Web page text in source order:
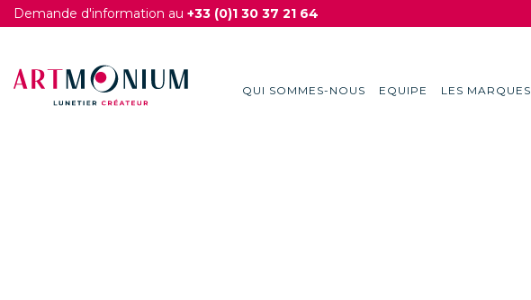
Demande d'information au +33 (0)1 30 37 21 64
QUI SOMMES-NOUS EQUIPE LES MARQUES